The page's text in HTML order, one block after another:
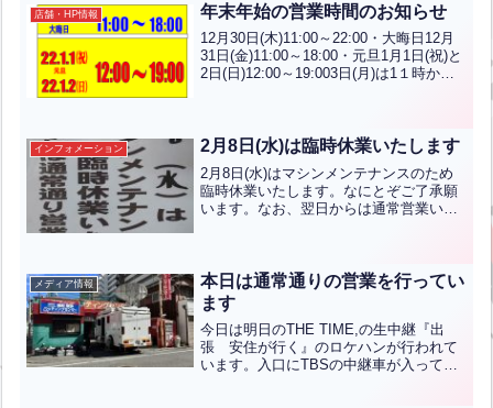
店舗・HP情報 年末年始の営業時間のお知らせ
12月30日(木)11:00～22:00・大晦日12月
31日(金)11:00～18:00・元旦1月1日(祝)と
2日(日)12:00～19:003日(月)は1１時から
インフォメーション 2月8日(水)は臨時休業いたします
2月8日(水)はマシンメンテナンスのため
臨時休業いたします。なにとぞご了承願
います。なお、翌日からは通常営業いた
メディア情報
本日は通常通りの営業を行ってい
ます
今日は明日のTHE TIME,の生中継『出
張 安住が行く』のロケハンが行われて
います。入口にTBSの中継車が入ってい